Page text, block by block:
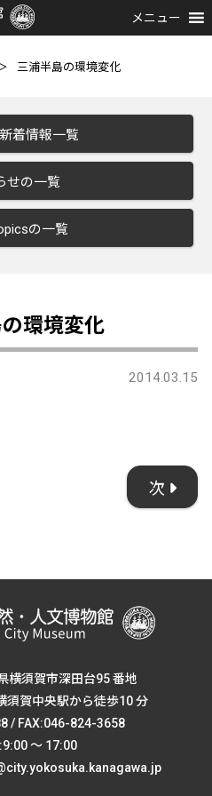
メニュー
三浦半島の環境変化
着情報一覧
せの一覧
の一覧
環境変化
2014.03.15
次
横須賀市深田台95 番地
賀中央駅から徒歩10 分
/ FAX:046-824-3658
～ 17:00